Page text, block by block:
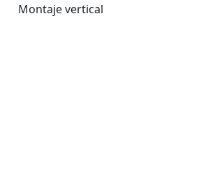
Montaje vertical